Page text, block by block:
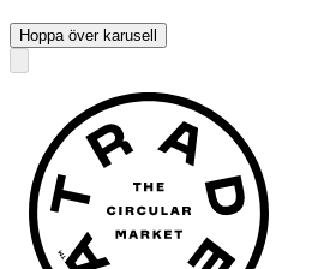
Hoppa över karusell